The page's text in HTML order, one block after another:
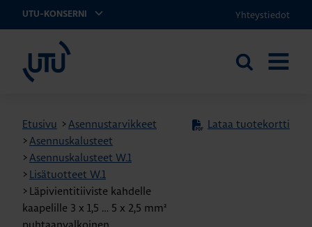
UTU-KONSERNI Yhteystiedot
Etsi
Etusivu >Asennustarvikkeet
>Asennuskalusteet
>Asennuskalusteet W.1
> Lisätuotteet W.1
> Läpivientitiiviste kahdelle
kaapelille 3 x 1,5 … 5 x 2,5 mm²
Lataa tuotekortti